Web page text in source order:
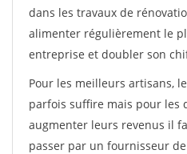
dans les travaux de
alimenter régulièrement le
entreprise et doubler son
Pour les meilleurs artisans,
parfois suffire mais pour les
augmenter leurs revenus il
passer par un fournisseur